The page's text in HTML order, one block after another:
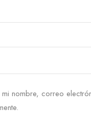
nombre, correo